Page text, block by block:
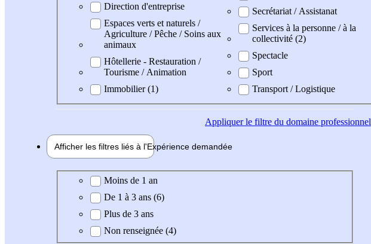
Direction d'entreprise
Espaces verts et naturels /
Agriculture / Pêche / Soins aux
animaux
Hôtellerie - Restauration /
Tourisme / Animation
Immobilier (1)
Secrétariat / Assistanat
Services à la personne / à la
collectivité (2)
Spectacle
Sport
Transport / Logistique
Appliquerle filtre du domaine professionnel
Afficher les filtres liés à l'Expérience demandée
Expérience demandée
Moins de 1 an
De 1 à 3 ans (6)
Plus de 3 ans
Non renseignée (4)